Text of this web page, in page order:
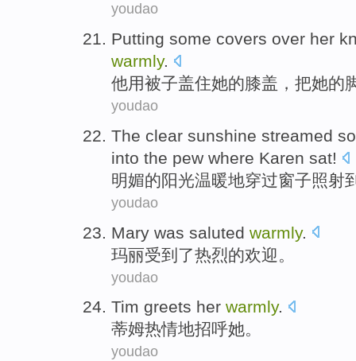
youdao
Putting some covers over her
warmly.
他用被子盖住她的膝盖 ，把她的
youdao
The clear sunshine streamed
into the pew where Karen sat!
明媚的阳光温暖地穿过窗子照射
youdao
Mary was saluted warmly.
玛丽受到了热烈的欢迎。
youdao
Tim greets her warmly.
蒂姆热情地招呼她。
youdao